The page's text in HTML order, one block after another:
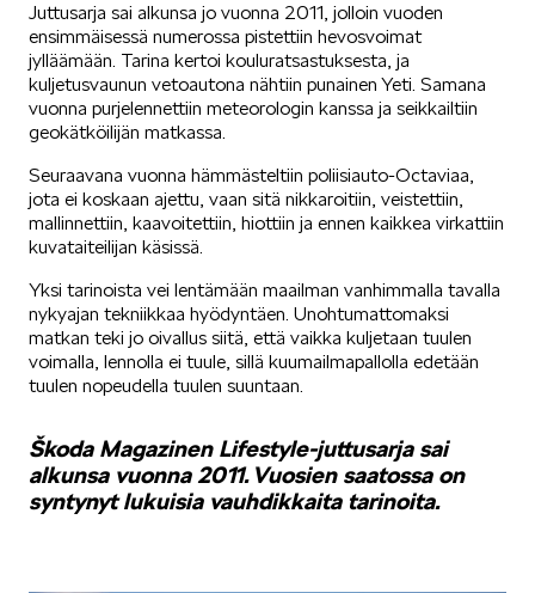
KUVASSA
MEIDÄN ŠKODAMME
Juttusarja sai alkunsa jo vuonna 2011, jolloin vuoden
ensimmäisessä numerossa pistettiin hevosvoimat
jylläämään. Tarina kertoi kouluratsastuksesta, ja
kuljetusvaunun vetoautona nähtiin punainen Yeti. Samana
vuonna purjelennettiin meteorologin kanssa ja seikkailtiin
geokätköilijän matkassa.
Seuraavana vuonna hämmästeltiin poliisiauto-Octaviaa,
jota ei koskaan ajettu, vaan sitä nikkaroitiin, veistettiin,
mallinnettiin, kaavoitettiin, hiottiin ja ennen kaikkea virkattiin
kuvataiteilijan käsissä.
Yksi tarinoista vei lentämään maailman vanhimmalla tavalla
nykyajan tekniikkaa hyödyntäen. Unohtumattomaksi
matkan teki jo oivallus siitä, että vaikka kuljetaan tuulen
voimalla, lennolla ei tuule, sillä kuumailmapallolla edetään
tuulen nopeudella tuulen suuntaan.
Škoda Magazinen Lifestyle-juttusarja sai
alkunsa vuonna 2011. Vuosien saatossa on
syntynyt lukuisia vauhdikkaita tarinoita.